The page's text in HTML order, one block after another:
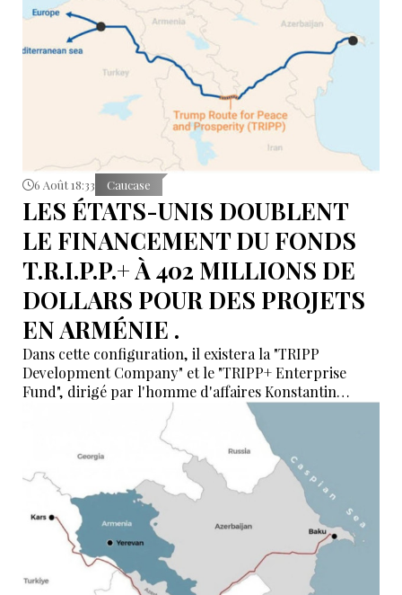
6 Août 18:33 Caucase
LES ÉTATS-UNIS DOUBLENT
LE FINANCEMENT DU FONDS
T.R.I.P.P.+ À 402 MILLIONS DE
DOLLARS POUR DES PROJETS
EN ARMÉNIE .
Dans cette configuration, il existera la "TRIPP
Development Company" et le "TRIPP+ Enterprise
Fund", dirigé par l'homme d'affaires Konstantin